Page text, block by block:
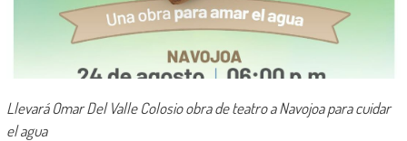
Llevará Omar Del Valle Colosio obra de teatro a Navojoa para cuidar
el agua